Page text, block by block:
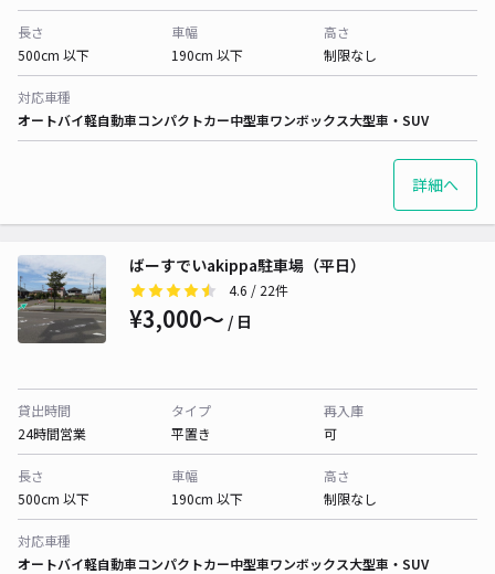
長さ
500cm 以下
車幅
190cm 以下
高さ
制限なし
対応車種
オートバイ軽自動車コンパクトカー中型車ワンボックス大型車・SUV
詳細へ
ばーすでいakippa駐車場（平日）
4.6 / 22件
¥3,000〜 / 日
貸出時間
24時間営業
タイプ
平置き
再入庫
可
長さ
500cm 以下
車幅
190cm 以下
高さ
制限なし
対応車種
オートバイ軽自動車コンパクトカー中型車ワンボックス大型車・SUV